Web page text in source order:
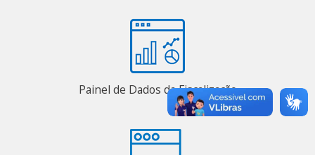
Painel de Dados da Fiscalização